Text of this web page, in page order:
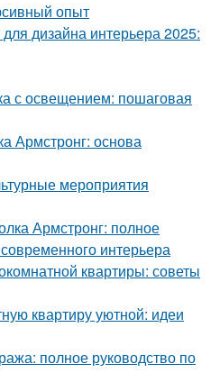
опыт
дизайна интерьера 2025:
с освещением: пошаговая
Армстронг: основа
мероприятия
Армстронг: полное
интерьера
квартиры: советы
квартиру уютной: идеи
полное руководство по